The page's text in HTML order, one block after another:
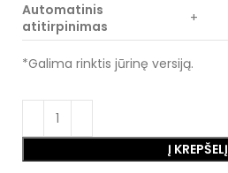
Automatinis
atitirpinimas
+
*Galima rinktis jūrinę versiją.
Į KREPŠELĮ